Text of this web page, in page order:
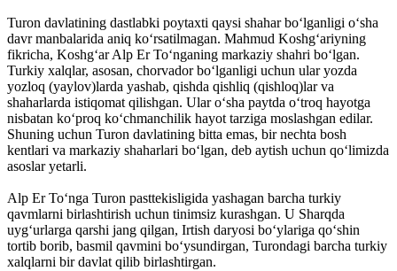
Turon davlatining dastlabki poytaxti qaysi shahar bo‘lganligi o‘sha
davr manbalarida aniq ko‘rsatilmagan. Mahmud Koshg‘ariyning
fikricha, Koshg‘ar Alp Er To‘nganing markaziy shahri bo‘lgan.
Turkiy xalqlar, asosan, chorvador bo‘lganligi uchun ular yozda
yozloq (yaylov)larda yashab, qishda qishliq (qishloq)lar va
shaharlarda istiqomat qilishgan. Ular o‘sha paytda o‘troq hayotga
nisbatan ko‘proq ko‘chmanchilik hayot tarziga moslashgan edilar.
Shuning uchun Turon davlatining bitta emas, bir nechta bosh
kentlari va markaziy shaharlari bo‘lgan, deb aytish uchun qo‘limizda
asoslar yetarli.
Alp Er To‘nga Turon pasttekisligida yashagan barcha turkiy
qavmlarni birlashtirish uchun tinimsiz kurashgan. U Sharqda
uyg‘urlarga qarshi jang qilgan, Irtish daryosi bo‘ylariga qo‘shin
tortib borib, basmil qavmini bo‘ysundirgan, Turondagi barcha turkiy
xalqlarni bir davlat qilib birlashtirgan.